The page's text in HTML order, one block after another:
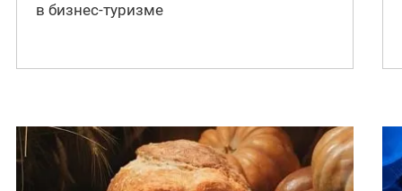
в бизнес-туризме